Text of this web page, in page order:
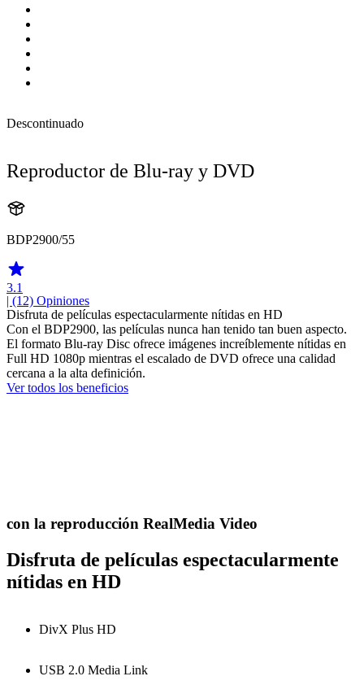
Descontinuado
Reproductor de Blu-ray y DVD
BDP2900/55
3.1
| (12) Opiniones
Disfruta de películas espectacularmente nítidas en HD
Con el BDP2900, las películas nunca han tenido tan buen aspecto.
El formato Blu-ray Disc ofrece imágenes increíblemente nítidas en
Full HD 1080p mientras el escalado de DVD ofrece una calidad
cercana a la alta definición.
Ver todos los beneficios
con la reproducción RealMedia Video
Disfruta de películas espectacularmente
nítidas en HD
DivX Plus HD
USB 2.0 Media Link